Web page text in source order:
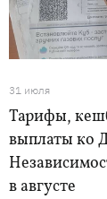
31 июля
Тарифы,
выплаты ко
в августе